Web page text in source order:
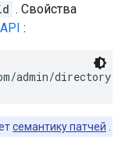
. Свойства
:
admin/directory/
семантику патчей